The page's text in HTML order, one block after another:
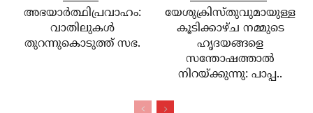
അഭയാര്‍ത്ഥിപ്രവാഹം:
വാതിലുകള്‍
തുറന്നുകൊടുത്ത് സഭ.
യേശുക്രിസ്തുവുമായുള്ള
കൂടിക്കാഴ്ച നമ്മുടെ
ഹൃദയങ്ങളെ
സന്തോഷത്താല്‍
നിറയ്ക്കുന്നു: പാപ്പ..